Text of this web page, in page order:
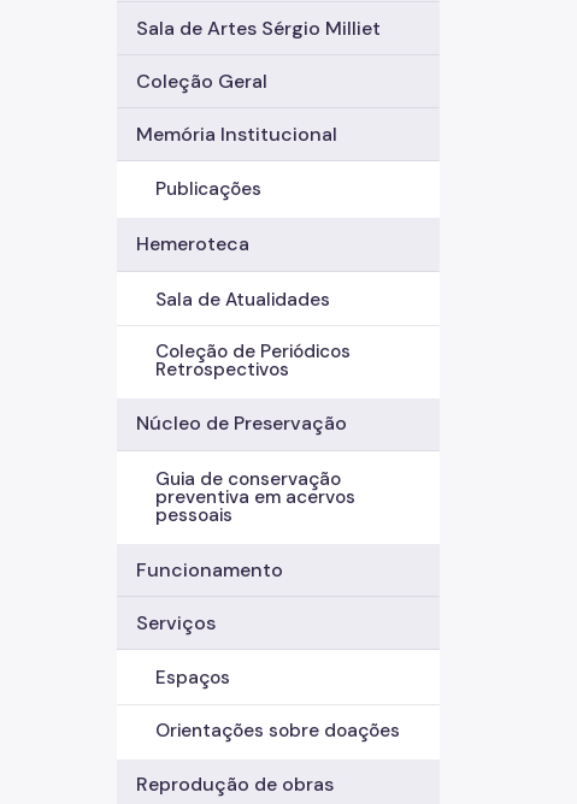
Sala de Artes Sérgio Milliet
Coleção Geral
Memória Institucional
Publicações
Hemeroteca
Sala de Atualidades
Coleção de Periódicos
Retrospectivos
Núcleo de Preservação
Guia de conservação
preventiva em acervos
pessoais
Funcionamento
Serviços
Espaços
Orientações sobre doações
Reprodução de obras